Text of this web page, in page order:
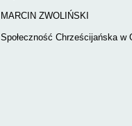
MARCIN ZWOLIŃSKI
Społeczność Chrześcijańska